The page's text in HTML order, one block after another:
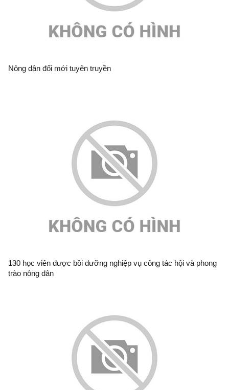
Nông dân đổi mới tuyên truyền
130 học viên được bồi dưỡng nghiệp vụ công tác hội và phong
trào nông dân